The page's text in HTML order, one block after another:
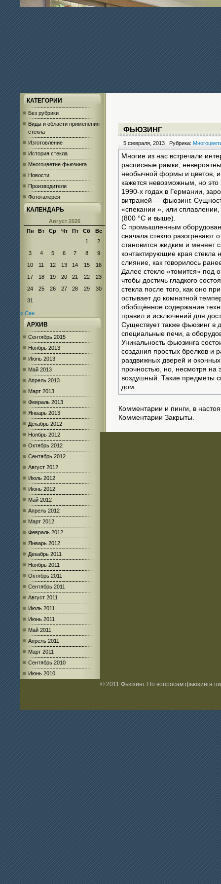
КАТЕГОРИИ
Без рубрики
Виды и области применения
стекла
Изготовление
История стекла
Многоцветие фьюзинга
Новости
Производители
Фотогалерея
КАЛЕНДАРЬ
Август 2026
Пн
Вт Ср Чт Пт Сб
Вс
1
2
3
4 5 6 7 8
9
10
11 12 13 14 15
16
17
18 19 20 21 22
23
24
25 26 27 28 29
30
31
« Сен
АРХИВ
Сентябрь 2015
Ноябрь 2013
Июнь 2013
Май 2013
Апрель 2013
Март 2013
Февраль 2013
Январь 2013
Декабрь 2012
Ноябрь 2012
Октябрь 2012
Сентябрь 2012
Август 2012
Июль 2012
Июнь 2012
Май 2012
Апрель 2012
Март 2012
Февраль 2012
Январь 2012
Декабрь 2011
Ноябрь 2011
Октябрь 2011
Сентябрь 2011
Август 2011
Июль 2011
Июнь 2011
Май 2011
Апрель 2011
Март 2011
Сентябрь 2010
Июнь 2010
ФЬЮЗИНГ
5 февраля, 2013 | Рубрика:
Многие из нас встречали
расписные рамки,
необычной формы и цветов, и
кажется невозможным, но
1990-х годах в Германии,
витражей — фьюзинг.
«спекании », или
(800 °С и выше).
С промышленным
сначала стекло разогревают
становится жидким и меняет
контактирующие края стекла
слияние, как говорилось
Далее стекло «томится» под
чтобы достичь гладкого
стекла после того, как оно
остывает до комнатной
обобщённое содержание
правил и исключений для
Существует также фьюзинг в
специальные печи, а
Уникальность фьюзинга
создания простых брелков и
раздвижных дверей и
прочностью, но, несмотря на
воздушный. Такие предметы
дом.
Комментарии и пинги, в
Комментарии Закрыты.
© 2011 Фьюзинг. По вопросам фьюзинга